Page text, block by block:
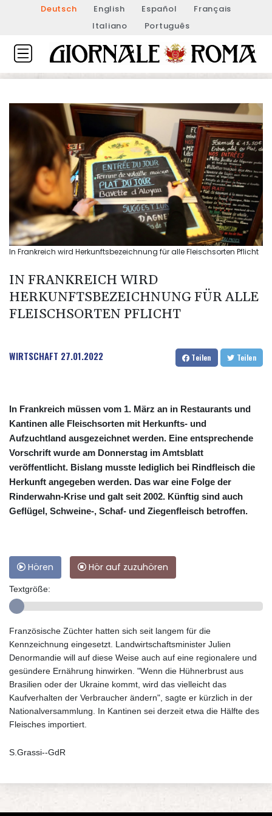
Deutsch English Español
Français
Italiano
Português
In Frankreich wird Herkunftsbezeichnung für alle Fleischsorten Pflicht
IN FRANKREICH WIRD
HERKUNFTSBEZEICHNUNG FÜR ALLE
FLEISCHSORTEN PFLICHT
WIRTSCHAFT 27.01.2022 Teilen Teilen
In Frankreich müssen vom 1. März an in Restaurants und
Kantinen alle Fleischsorten mit Herkunfts- und
Aufzuchtland ausgezeichnet werden. Eine entsprechende
Vorschrift wurde am Donnerstag im Amtsblatt
veröffentlicht. Bislang musste lediglich bei Rindfleisch die
Herkunft angegeben werden. Das war eine Folge der
Rinderwahn-Krise und galt seit 2002. Künftig sind auch
Geflügel, Schweine-, Schaf- und Ziegenfleisch betroffen.
Hören Hör auf zuzuhören
Textgröße:
Französische Züchter hatten sich seit langem für die
Kennzeichnung eingesetzt. Landwirtschaftsminister Julien
Denormandie will auf diese Weise auch auf eine regionalere und
gesündere Ernährung hinwirken. "Wenn die Hühnerbrust aus
Brasilien oder der Ukraine kommt, wird das vielleicht das
Kaufverhalten der Verbraucher ändern", sagte er kürzlich in der
Nationalversammlung. In Kantinen sei derzeit etwa die Hälfte des
Fleisches importiert.
S.Grassi--GdR